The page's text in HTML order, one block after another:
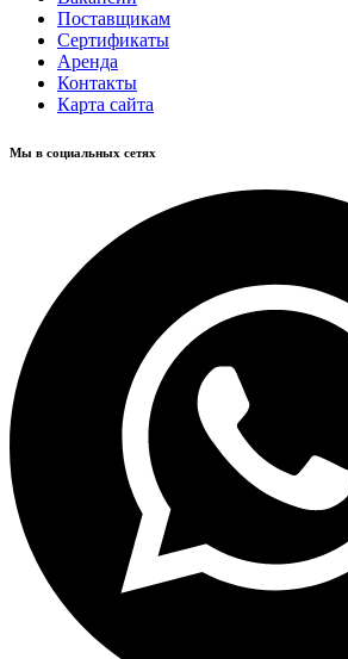
Поставщикам
Сертификаты
Аренда
Контакты
Карта сайта
Мы в социальных сетях